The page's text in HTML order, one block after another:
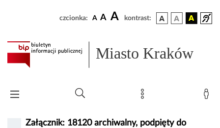
czcionka: A A A kontrast:
Miasto Kraków
Załącznik: 18120 archiwalny, podpięty do